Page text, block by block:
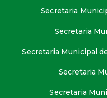
Secretaria
Secretaria
Secretaria Municipal
Secretaria
Secretaria